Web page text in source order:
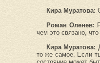
Кира Муратова:
Роман Оленев:
чем это связано,
Кира Муратова:
то же самое. Если